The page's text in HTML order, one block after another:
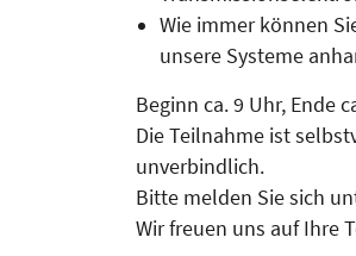
Wie immer können
unsere Systeme
Beginn ca. 9 Uhr, Ende
Die Teilnahme ist
unverbindlich.
Bitte melden Sie sich
Wir freuen uns auf Ihre